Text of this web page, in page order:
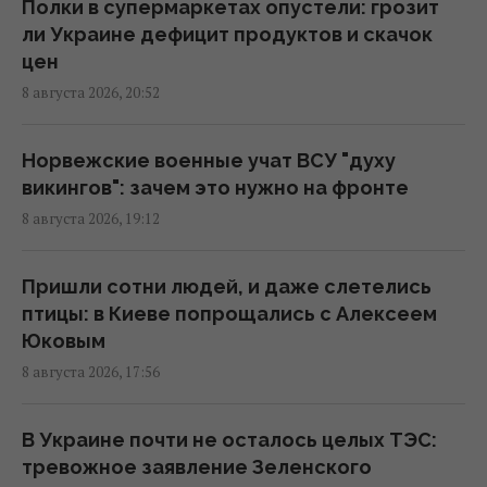
18:43 суббота, 08 августа 2026
"Молимся, когда везем пациента": медики
рассказали BBC об охоте российских
18:35 суббота, 08 августа 2026
К 2030 году в Украине станет на треть
рассказала о рисках
16:46 суббота, 08 августа 2026
Россия готовит мощный удар по
мониторы
16:43 суббота, 08 августа 2026
Полки в супермаркетах опустели: грозит
ли Украине дефицит продуктов и скачок
цен
8 августа 2026, 20:52
Норвежские военные учат ВСУ "духу
викингов": зачем это нужно на фронте
8 августа 2026, 19:12
Пришли сотни людей, и даже слетелись
птицы: в Киеве попрощались с Алексеем
Юковым
8 августа 2026, 17:56
В Украине почти не осталось целых ТЭС:
тревожное заявление Зеленского